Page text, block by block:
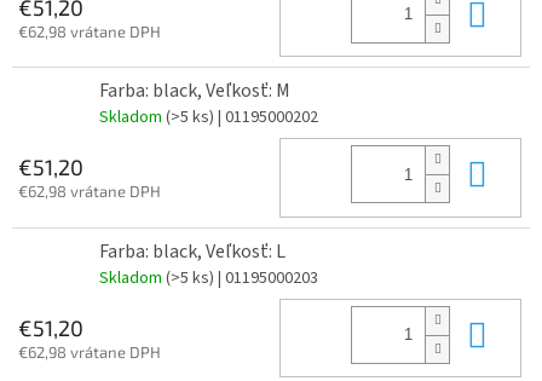
€51,20
€62,98 vrátane DPH
Farba: black, Veľkosť: M
Skladom (>5 ks) | 01195000202
€51,20
€62,98 vrátane DPH
Farba: black, Veľkosť: L
Skladom (>5 ks) | 01195000203
€51,20
€62,98 vrátane DPH